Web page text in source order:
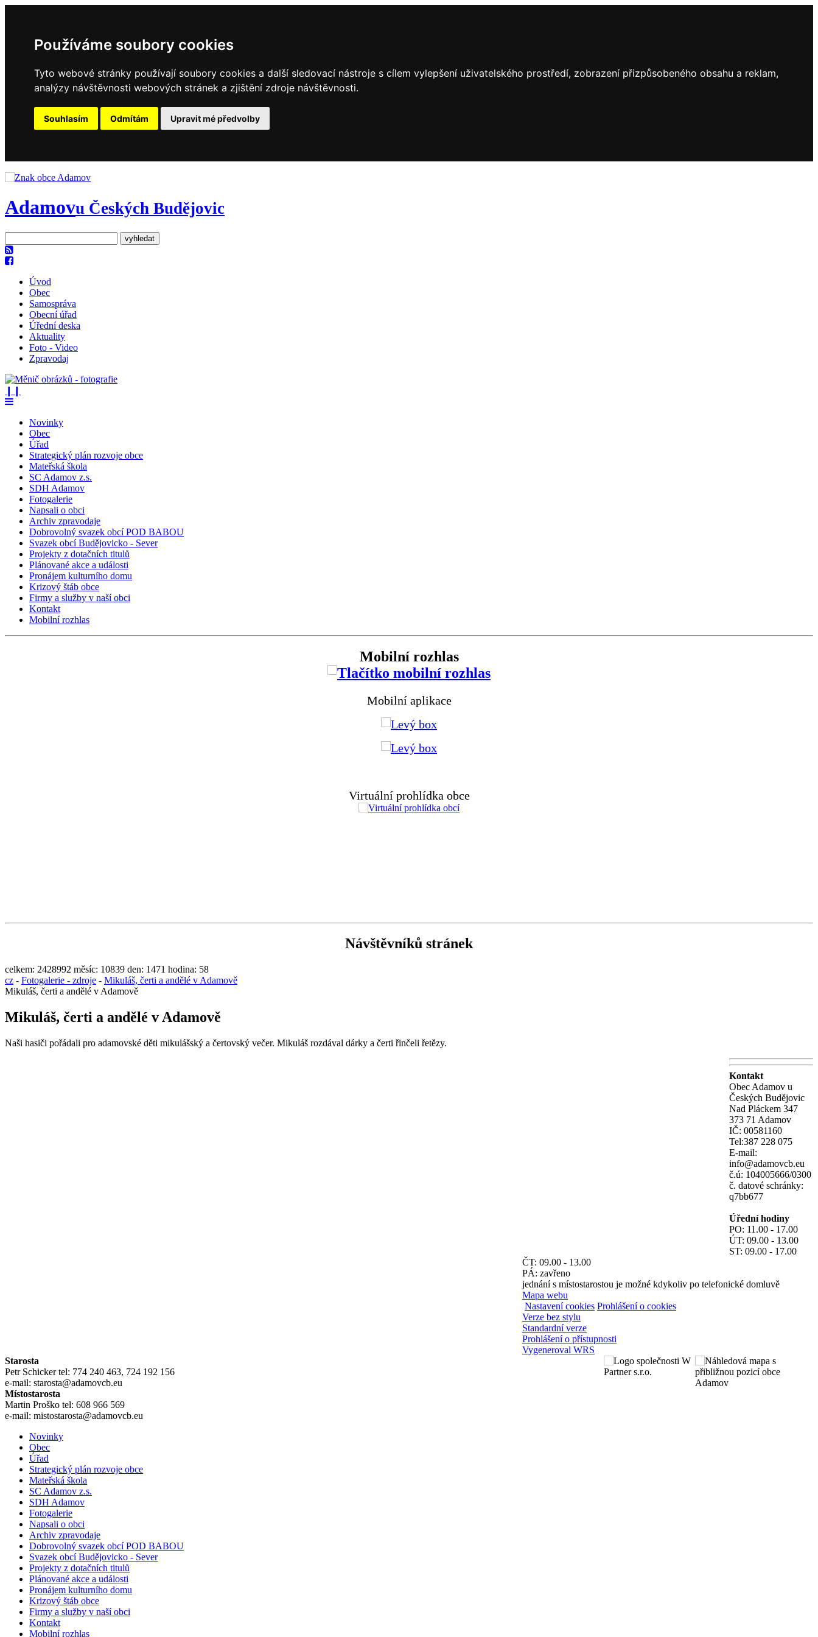
Používáme soubory cookies
Tyto webové stránky používají soubory cookies a další sledovací nástroje s cílem vylepšení uživatelského prostředí, zobrazení přizpůsobeného obsahu a reklam,
analýzy návštěvnosti webových stránek a zjištění zdroje návštěvnosti.
Souhlasím Odmítám Upravit mé předvolby
Adamovu Českých Budějovic
Úvod
Obec
Samospráva
Obecní úřad
Úřední deska
Aktuality
Foto - Video
Zpravodaj
Novinky
Obec
Úřad
Strategický plán rozvoje obce
Mateřská škola
SC Adamov z.s.
SDH Adamov
Fotogalerie
Napsali o obci
Archiv zpravodaje
Dobrovolný svazek obcí POD BABOU
Svazek obcí Budějovicko - Sever
Projekty z dotačních titulů
Plánované akce a události
Pronájem kulturního domu
Krizový štáb obce
Firmy a služby v naší obci
Kontakt
Mobilní rozhlas
Mobilní rozhlas
Mobilní aplikace
Virtuální prohlídka obce
Návštěvníků stránek
celkem: 2428992 měsíc: 10839 den: 1471 hodina: 58
cz - Fotogalerie - zdroje - Mikuláš, čerti a andělé v Adamově
Mikuláš, čerti a andělé v Adamově
Mikuláš, čerti a andělé v Adamově
Naši hasiči pořádali pro adamovské děti mikulášský a čertovský večer. Mikuláš rozdával dárky a čerti řinčeli řetězy.
Kontakt
Obec Adamov u
Českých Budějovic
Nad Pláckem 347
373 71 Adamov
IČ: 00581160
Tel:387 228 075
E-mail:
info@adamovcb.eu
č.ú: 104005666/0300
č. datové schránky:
q7bb677
Úřední hodiny
PO: 11.00 - 17.00
ÚT: 09.00 - 13.00
ST: 09.00 - 17.00
ČT: 09.00 - 13.00
PÁ: zavřeno
jednání s místostarostou je možné kdykoliv po telefonické domluvě
Mapa webu
Nastavení cookies Prohlášení o cookies
Verze bez stylu
Standardní verze
Prohlášení o přístupnosti
Vygeneroval WRS
Starosta
Petr Schicker tel: 774 240 463, 724 192 156
e-mail: starosta@adamovcb.eu
Místostarosta
Martin Proško tel: 608 966 569
e-mail: mistostarosta@adamovcb.eu
Novinky
Obec
Úřad
Strategický plán rozvoje obce
Mateřská škola
SC Adamov z.s.
SDH Adamov
Fotogalerie
Napsali o obci
Archiv zpravodaje
Dobrovolný svazek obcí POD BABOU
Svazek obcí Budějovicko - Sever
Projekty z dotačních titulů
Plánované akce a události
Pronájem kulturního domu
Krizový štáb obce
Firmy a služby v naší obci
Kontakt
Mobilní rozhlas